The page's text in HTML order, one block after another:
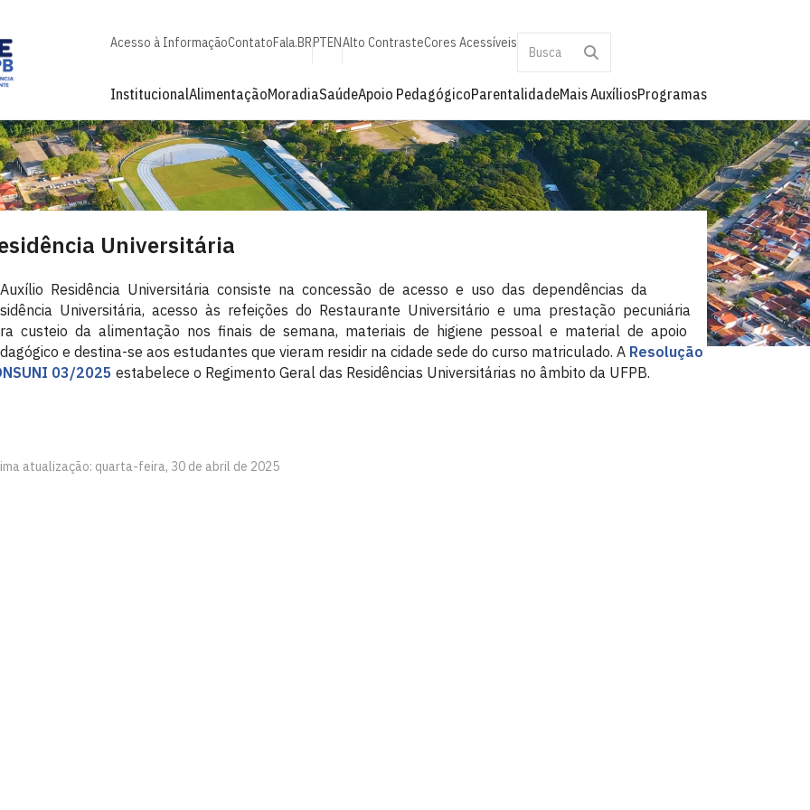
Acesso à InformaçãoContatoFala.BRPTENAlto ContrasteCores Acessíveis
InstitucionalAlimentaçãoMoradiaSaúdeApoio PedagógicoParentalidadeMais AuxíliosProgramas
Universitária
Residência Universitária consiste na concessão de acesso e uso das dependências da
Universitária, acesso às refeições do Restaurante Universitário e uma prestação pecuniária
custeio da alimentação nos finais de semana, materiais de higiene pessoal e material de apoio
e destina-se aos estudantes que vieram residir na cidade sede do curso matriculado. A Resolução
03/2025 estabelece o Regimento Geral das Residências Universitárias no âmbito da UFPB.
atualização: quarta-feira, 30 de abril de 2025